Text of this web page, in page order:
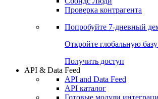
Сохраненные запросы
Чат
Проверка контрагента
Попробуйте7-дневный
Откройте глобальную базу
Получить доступ